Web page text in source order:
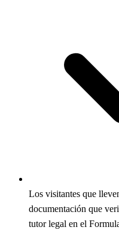
Los visitantes que
documentación que
tutor legal en el